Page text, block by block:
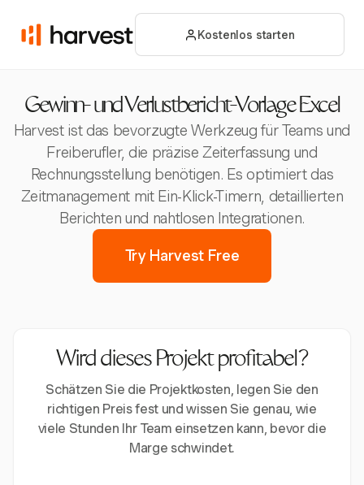
Kostenlos starten
Gewinn- und Verlustbericht-Vorlage Excel
Harvest ist das bevorzugte Werkzeug für Teams und
Freiberufler, die präzise Zeiterfassung und
Rechnungsstellung benötigen. Es optimiert das
Zeitmanagement mit Ein-Klick-Timern, detaillierten
Berichten und nahtlosen Integrationen.
Try Harvest Free
Wird dieses Projekt profitabel?
Schätzen Sie die Projektkosten, legen Sie den
richtigen Preis fest und wissen Sie genau, wie
viele Stunden Ihr Team einsetzen kann, bevor die
Marge schwindet.